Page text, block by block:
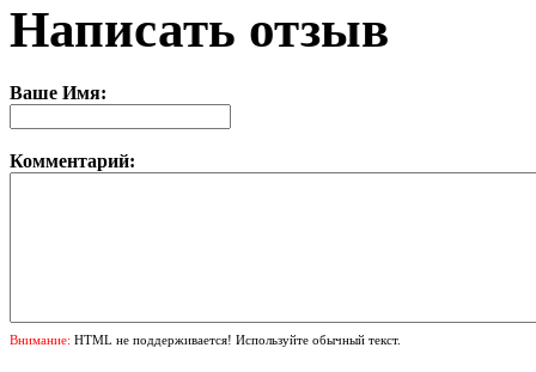
Написать отзыв
Ваше Имя:
Комментарий:
Внимание: HTML не поддерживается! Используйте обычный текст.